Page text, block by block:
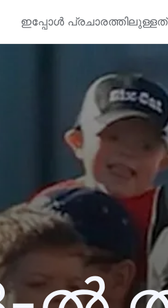
ഇപ്പോൾ പ്രചാരത്തിലുള്ളത്